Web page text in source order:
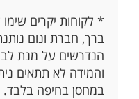
* לקוחות יקרים שימו
ברך, חברת ונום
הנדרשים על מנת
והמידה לא תתאים
במחסן בחיפה בלבד.